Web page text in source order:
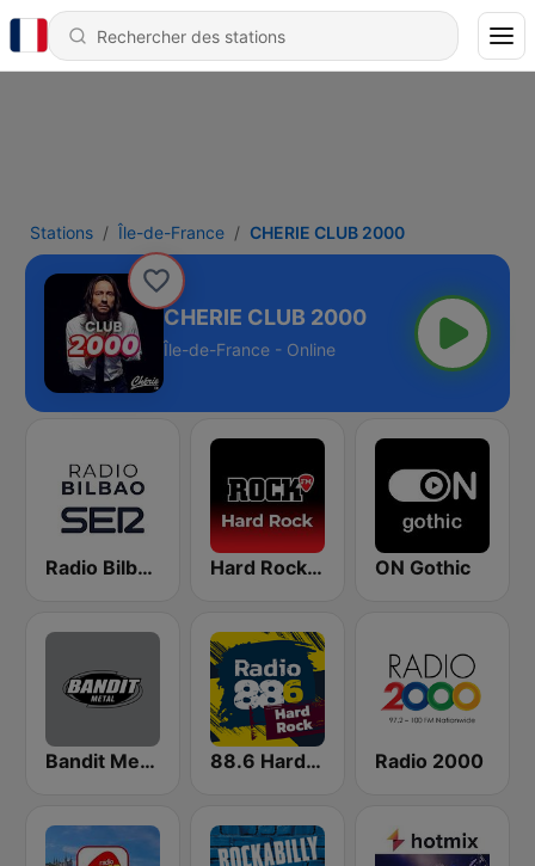
Stations Île-de-France CHERIE CLUB 2000
CHERIE CLUB 2000
Île-de-France - Online
Radio Bilbao SER Hard Rock by Rock FM ON Gothic
Bandit Metal 88.6 Hard Rock Radio 2000